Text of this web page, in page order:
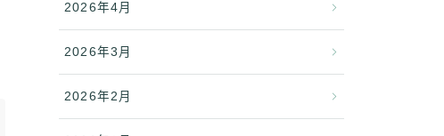
2026年4月
2026年3月
2026年2月